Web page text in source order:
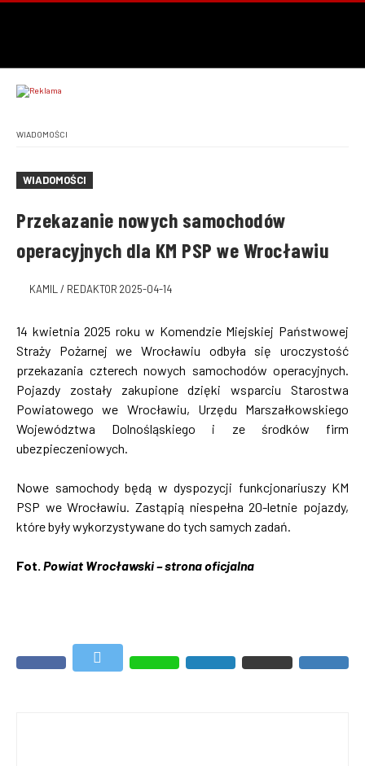
WIADOMOŚCI
WIADOMOŚCI
Przekazanie nowych samochodów
operacyjnych dla KM PSP we Wrocławiu
KAMIL / REDAKTOR 2025-04-14
14 kwietnia 2025 roku w Komendzie Miejskiej Państwowej
Straży Pożarnej we Wrocławiu odbyła się uroczystość
przekazania czterech nowych samochodów operacyjnych.
Pojazdy zostały zakupione dzięki wsparciu Starostwa
Powiatowego we Wrocławiu, Urzędu Marszałkowskiego
Województwa Dolnośląskiego i ze środków firm
ubezpieczeniowych.
Nowe samochody będą w dyspozycji funkcjonariuszy KM
PSP we Wrocławiu. Zastąpią niespełna 20-letnie pojazdy,
które były wykorzystywane do tych samych zadań.
Fot. Powiat Wrocławski – strona oficjalna